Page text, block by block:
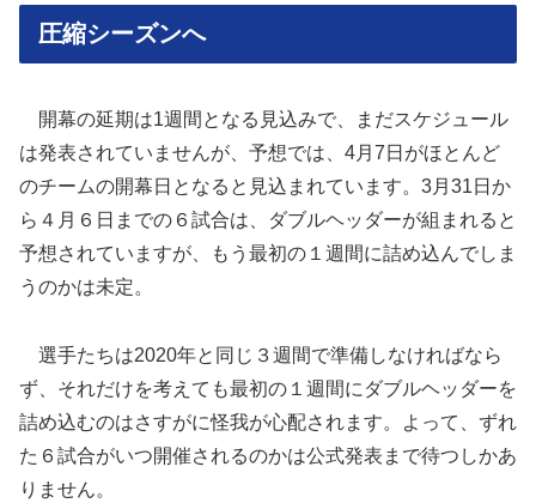
圧縮シーズンへ
開幕の延期は1週間となる見込みで、まだスケジュール
は発表されていませんが、予想では、4月7日がほとんど
のチームの開幕日となると見込まれています。3月31日か
ら４月６日までの６試合は、ダブルヘッダーが組まれると
予想されていますが、もう最初の１週間に詰め込んでしま
うのかは未定。
選手たちは2020年と同じ３週間で準備しなければなら
ず、それだけを考えても最初の１週間にダブルヘッダーを
詰め込むのはさすがに怪我が心配されます。よって、ずれ
た６試合がいつ開催されるのかは公式発表まで待つしかあ
りません。